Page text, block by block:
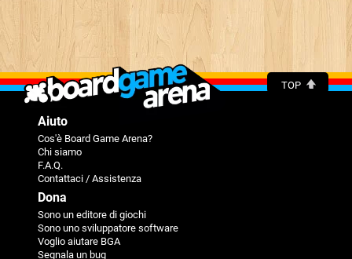
TOP
Aiuto
Cos'è Board Game Arena?
Chi siamo
F.A.Q.
Contattaci / Assistenza
Dona
Sono un editore di giochi
Sono uno sviluppatore software
Voglio aiutare BGA
Segnala un bug